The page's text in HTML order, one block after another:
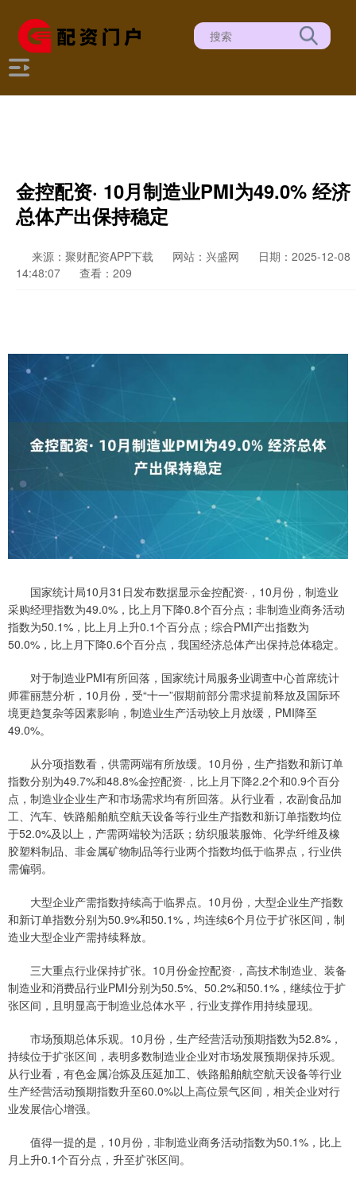
金控配资· 10月制造业PMI为49.0% 经济
总体产出保持稳定
来源：聚财配资APP下载 网站：兴盛网
日期：2025-12-08
14:48:07
查看：209
国家统计局10月31日发布数据显示金控配资·，10月份，制造业
采购经理指数为49.0%，比上月下降0.8个百分点；非制造业商务活动
指数为50.1%，比上月上升0.1个百分点；综合PMI产出指数为
50.0%，比上月下降0.6个百分点，我国经济总体产出保持总体稳定。
对于制造业PMI有所回落，国家统计局服务业调查中心首席统计
师霍丽慧分析，10月份，受“十一”假期前部分需求提前释放及国际环
境更趋复杂等因素影响，制造业生产活动较上月放缓，PMI降至
49.0%。
从分项指数看，供需两端有所放缓。10月份，生产指数和新订单
指数分别为49.7%和48.8%金控配资·，比上月下降2.2个和0.9个百分
点，制造业企业生产和市场需求均有所回落。从行业看，农副食品加
工、汽车、铁路船舶航空航天设备等行业生产指数和新订单指数均位
于52.0%及以上，产需两端较为活跃；纺织服装服饰、化学纤维及橡
胶塑料制品、非金属矿物制品等行业两个指数均低于临界点，行业供
需偏弱。
大型企业产需指数持续高于临界点。10月份，大型企业生产指数
和新订单指数分别为50.9%和50.1%，均连续6个月位于扩张区间，制
造业大型企业产需持续释放。
三大重点行业保持扩张。10月份金控配资·，高技术制造业、装备
制造业和消费品行业PMI分别为50.5%、50.2%和50.1%，继续位于扩
张区间，且明显高于制造业总体水平，行业支撑作用持续显现。
市场预期总体乐观。10月份，生产经营活动预期指数为52.8%，
持续位于扩张区间，表明多数制造业企业对市场发展预期保持乐观。
从行业看，有色金属冶炼及压延加工、铁路船舶航空航天设备等行业
生产经营活动预期指数升至60.0%以上高位景气区间，相关企业对行
业发展信心增强。
值得一提的是，10月份，非制造业商务活动指数为50.1%，比上
月上升0.1个百分点，升至扩张区间。